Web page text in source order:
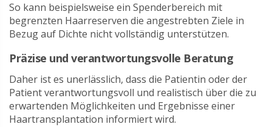
So kann beispielsweise ein Spenderbereich mit
begrenzten Haarreserven die angestrebten Ziele in
Bezug auf Dichte nicht vollständig unterstützen.
Präzise und verantwortungsvolle Beratung
Daher ist es unerlässlich, dass die Patientin oder der
Patient verantwortungsvoll und realistisch über die zu
erwartenden Möglichkeiten und Ergebnisse einer
Haartransplantation informiert wird.